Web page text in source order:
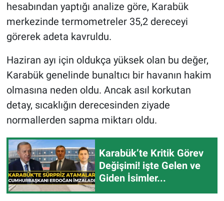
hesabından yaptığı analize göre, Karabük
merkezinde termometreler 35,2 dereceyi
görerek adeta kavruldu.
Haziran ayı için oldukça yüksek olan bu değer,
Karabük genelinde bunaltıcı bir havanın hakim
olmasına neden oldu. Ancak asıl korkutan
detay, sıcaklığın derecesinden ziyade
normallerden sapma miktarı oldu.
Karabük’te Kritik Görev
Değişimi! işte Gelen ve
Giden İsimler...